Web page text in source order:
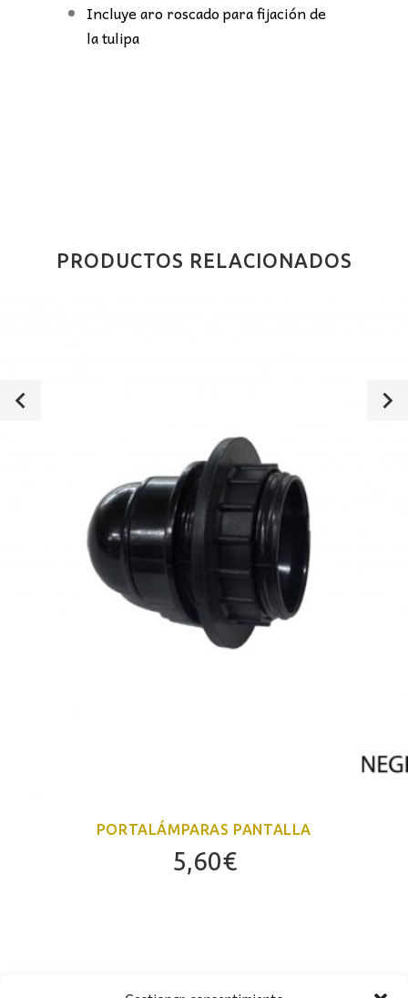
Incluye aro roscado para fijación de
la tulipa
PRODUCTOS RELACIONADOS
PORTALÁMPARAS PANTALLA
5,60€